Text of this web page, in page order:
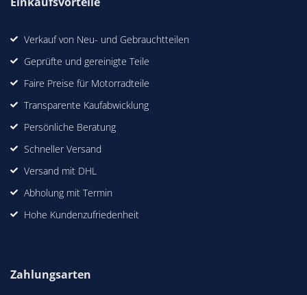
Verkauf von Neu- und Gebrauchtteilen
Geprüfte und gereinigte Teile
Faire Preise für Motorradteile
Transparente Kaufabwicklung
Persönliche Beratung
Schneller Versand
Versand mit DHL
Abholung mit Termin
Hohe Kundenzufriedenheit
Zahlungsarten